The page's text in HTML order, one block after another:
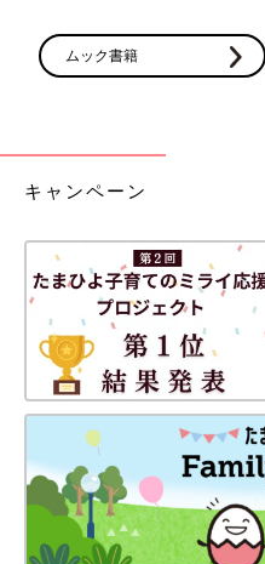
ムック書籍
キャンペーン